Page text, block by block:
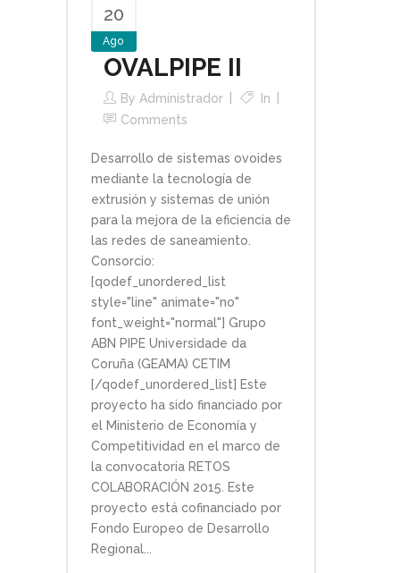
20
Ago
OVALPIPE II
By Administrador
In
Comments
Desarrollo de sistemas ovoides
mediante la tecnología de
extrusión y sistemas de unión
para la mejora de la eficiencia de
las redes de saneamiento.
Consorcio:
[qodef_unordered_list
style="line" animate="no"
font_weight="normal"] Grupo
ABN PIPE Universidade da
Coruña (GEAMA) CETIM
[/qodef_unordered_list] Este
proyecto ha sido financiado por
el Ministerio de Economía y
Competitividad en el marco de
la convocatoria RETOS
COLABORACIÓN 2015. Este
proyecto está cofinanciado por
Fondo Europeo de Desarrollo
Regional...